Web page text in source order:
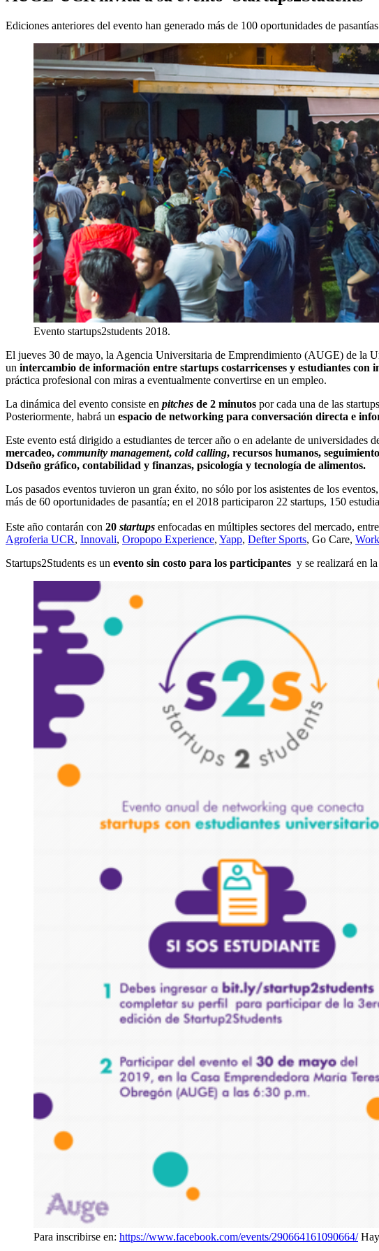
Ediciones anteriores del evento han generado más de 100 oportunidades de pasantías
Evento startups2students 2018.
El jueves 30 de mayo, la Agencia Universitaria de Emprendimiento (AUGE) de la
un intercambio de información entre startups costarricenses y estudiantes con
práctica profesional con miras a eventualmente convertirse en un empleo.
La dinámica del evento consiste en pitches de 2 minutos por cada una de las
Posteriormente, habrá un espacio de networking para conversación directa e
Este evento está dirigido a estudiantes de tercer año o en adelante de universidades
mercadeo, community management, cold calling, recursos humanos,
Ddseño gráfico, contabilidad y finanzas, psicología y tecnología de alimentos.
Los pasados eventos tuvieron un gran éxito, no sólo por los asistentes de los
más de 60 oportunidades de pasantía; en el 2018 participaron 22 startups, 150
Este año contarán con 20 startups enfocadas en múltiples sectores del mercado, entre
Agroferia UCR, Innovali, Oropopo Experience, Yapp, Defter Sports, Go Care,
Startups2Students es un evento sin costo para los participantes y se realizará en
Para inscribirse en: https://www.facebook.com/events/290664161090664/Hay